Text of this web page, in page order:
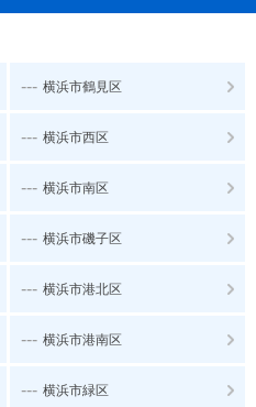
--- 横浜市鶴見区
--- 横浜市西区
--- 横浜市南区
--- 横浜市磯子区
--- 横浜市港北区
--- 横浜市港南区
--- 横浜市緑区